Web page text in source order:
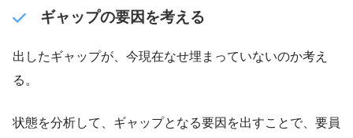
ギャップの要因を考える
出したギャップが、今現在なせ埋まっていないのか考え
る。
状態を分析して、ギャップとなる要因を出すことで、要員